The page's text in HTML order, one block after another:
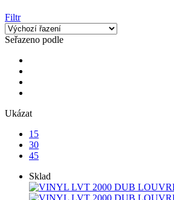
Filtr
Seřazeno podle
Ukázat
15
30
45
Sklad